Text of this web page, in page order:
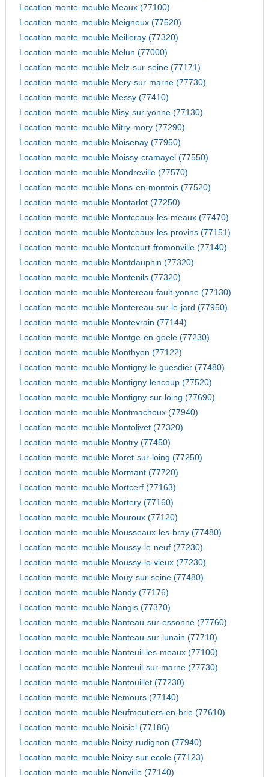
Location monte-meuble Meaux (77100)
Location monte-meuble Meigneux (77520)
Location monte-meuble Meilleray (77320)
Location monte-meuble Melun (77000)
Location monte-meuble Melz-sur-seine (77171)
Location monte-meuble Mery-sur-marne (77730)
Location monte-meuble Messy (77410)
Location monte-meuble Misy-sur-yonne (77130)
Location monte-meuble Mitry-mory (77290)
Location monte-meuble Moisenay (77950)
Location monte-meuble Moissy-cramayel (77550)
Location monte-meuble Mondreville (77570)
Location monte-meuble Mons-en-montois (77520)
Location monte-meuble Montarlot (77250)
Location monte-meuble Montceaux-les-meaux (77470)
Location monte-meuble Montceaux-les-provins (77151)
Location monte-meuble Montcourt-fromonville (77140)
Location monte-meuble Montdauphin (77320)
Location monte-meuble Montenils (77320)
Location monte-meuble Montereau-fault-yonne (77130)
Location monte-meuble Montereau-sur-le-jard (77950)
Location monte-meuble Montevrain (77144)
Location monte-meuble Montge-en-goele (77230)
Location monte-meuble Monthyon (77122)
Location monte-meuble Montigny-le-guesdier (77480)
Location monte-meuble Montigny-lencoup (77520)
Location monte-meuble Montigny-sur-loing (77690)
Location monte-meuble Montmachoux (77940)
Location monte-meuble Montolivet (77320)
Location monte-meuble Montry (77450)
Location monte-meuble Moret-sur-loing (77250)
Location monte-meuble Mormant (77720)
Location monte-meuble Mortcerf (77163)
Location monte-meuble Mortery (77160)
Location monte-meuble Mouroux (77120)
Location monte-meuble Mousseaux-les-bray (77480)
Location monte-meuble Moussy-le-neuf (77230)
Location monte-meuble Moussy-le-vieux (77230)
Location monte-meuble Mouy-sur-seine (77480)
Location monte-meuble Nandy (77176)
Location monte-meuble Nangis (77370)
Location monte-meuble Nanteau-sur-essonne (77760)
Location monte-meuble Nanteau-sur-lunain (77710)
Location monte-meuble Nanteuil-les-meaux (77100)
Location monte-meuble Nanteuil-sur-marne (77730)
Location monte-meuble Nantouillet (77230)
Location monte-meuble Nemours (77140)
Location monte-meuble Neufmoutiers-en-brie (77610)
Location monte-meuble Noisiel (77186)
Location monte-meuble Noisy-rudignon (77940)
Location monte-meuble Noisy-sur-ecole (77123)
Location monte-meuble Nonville (77140)